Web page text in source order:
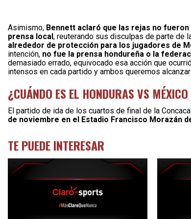
Asimismo, Bennett aclaró que las rejas no
prensa local, reuterando sus disculpas de parte de
alrededor de protección para los jugadores de
intención, no fue la prensa hondureña o la
demasiado errado, equivocado esa acción que
intensos en cada partido y ambos queremos
¿CUÁNDO ES EL HONDURAS VS
El partido de ida de los cuartos de final de la
de noviembre en el Estadio Francisco Morazán
TE PUEDE INTERESAR